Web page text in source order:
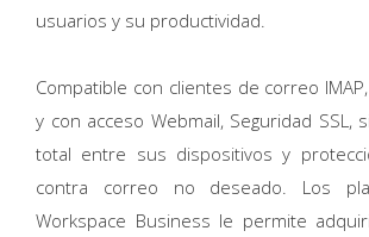
usuarios y su productividad.
Compatible con clientes de correo IMAP,
y con acceso Webmail, Seguridad SSL,
total entre sus dispositivos y
contra correo no deseado. Los
Workspace Business le permite